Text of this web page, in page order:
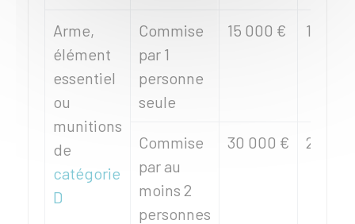
Arme,
élément
essentiel
ou
munitions
de
catégorie
D
Commise
par 1
personne
seule
15 000 € 1 an
Commise
par au
moins 2
personnes
30 000 € 2 ans